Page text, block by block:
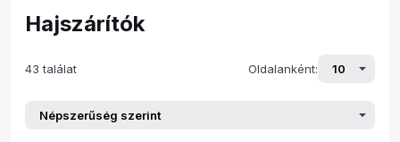
Hajszárítók
43 találat Oldalanként: